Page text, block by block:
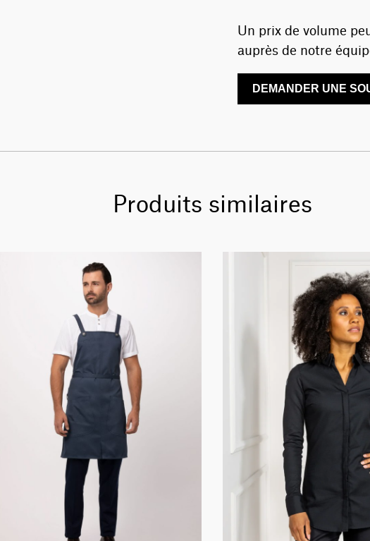
Un prix de volume
auprès de notre
DEMANDER UNE
Produits similaires